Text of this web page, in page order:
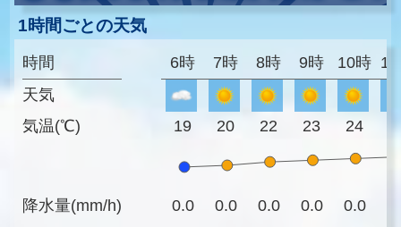
1時間ごとの天気
時間
天気
気温(℃)
降水量(mm/h)
6時 7時 8時 9時 10時
19 20 22 23 24
0.0 0.0 0.0 0.0 0.0